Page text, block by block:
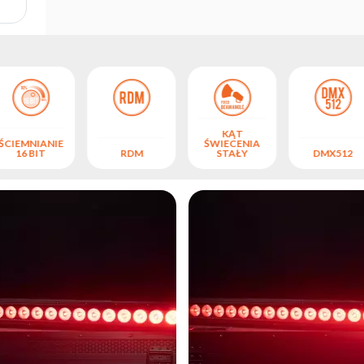
16 BIT
RDM
KĄT
ŚWIECENIA
STAŁY
DMX512